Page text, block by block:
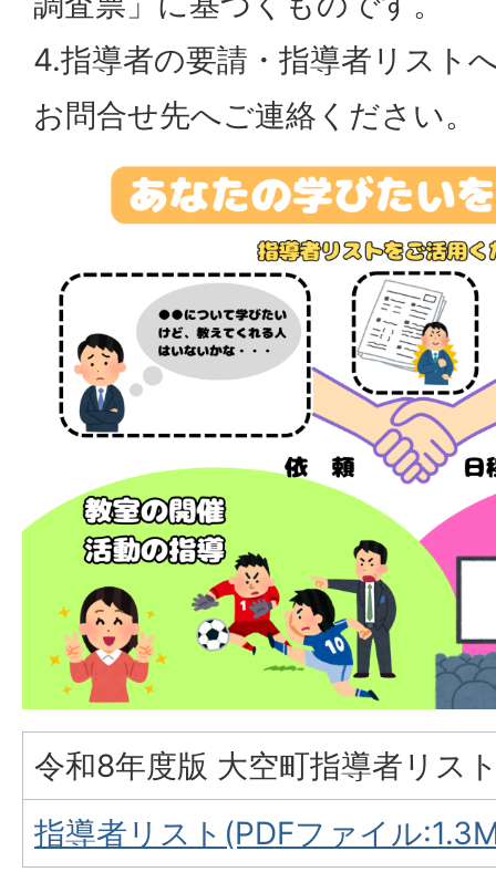
4.指導者の要請・指導者リスト
お問合せ先へご連絡ください。
令和8年度版 大空町指導者リス
指導者リスト(PDFファイル